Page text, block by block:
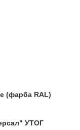
(фарба RAL)
УТОГ